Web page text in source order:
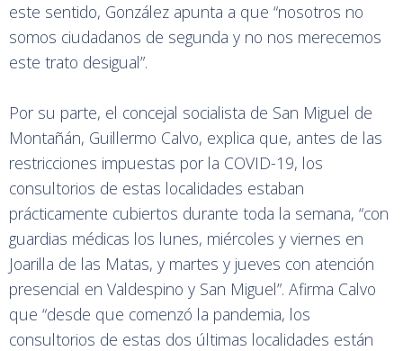
este sentido, González apunta a que “nosotros no
somos ciudadanos de segunda y no nos merecemos
este trato desigual”.
Por su parte, el concejal socialista de San Miguel de
Montañán, Guillermo Calvo, explica que, antes de las
restricciones impuestas por la COVID-19, los
consultorios de estas localidades estaban
prácticamente cubiertos durante toda la semana, “con
guardias médicas los lunes, miércoles y viernes en
Joarilla de las Matas, y martes y jueves con atención
presencial en Valdespino y San Miguel”. Afirma Calvo
que “desde que comenzó la pandemia, los
consultorios de estas dos últimas localidades están